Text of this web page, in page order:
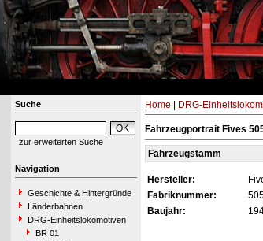
Suche
zur erweiterten Suche
Navigation
Geschichte & Hintergründe
Länderbahnen
DRG-Einheitslokomotiven
BR 01
Home DRG-
Fahrzeugportrait Fives
Fahrzeugstamm
Hersteller:
Fabriknummer:
Baujahr: